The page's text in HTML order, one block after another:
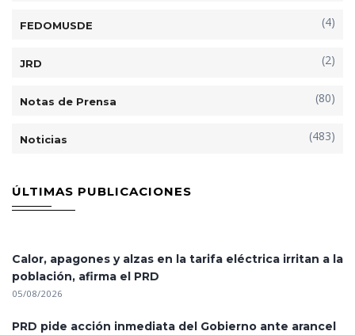
FEDOMUSDE (4)
JRD (2)
Notas de Prensa (80)
Noticias (483)
ÚLTIMAS PUBLICACIONES
Calor, apagones y alzas en la tarifa eléctrica irritan a la
población, afirma el PRD
05/08/2026
PRD pide acción inmediata del Gobierno ante arancel